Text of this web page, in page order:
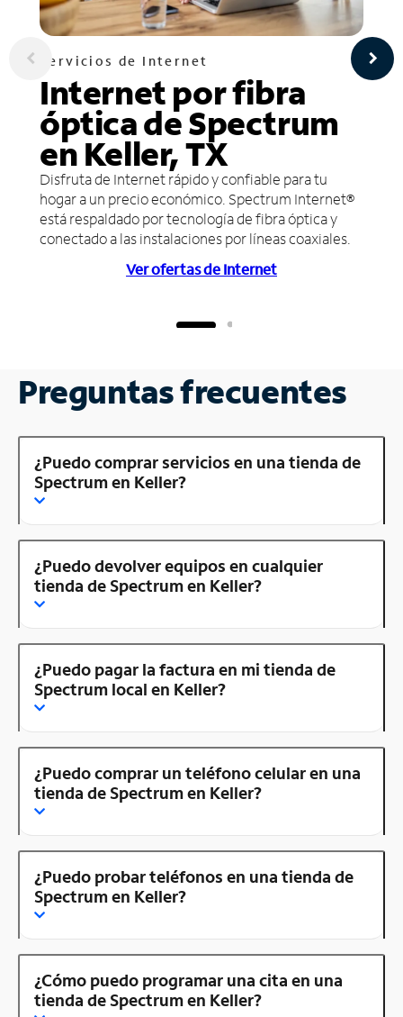
Servicios de Internet
Internet por fibra
óptica de Spectrum
en Keller, TX
Disfruta de Internet rápido y confiable para tu
hogar a un precio económico. Spectrum Internet®
está respaldado por tecnología de fibra óptica y
conectado a las instalaciones por líneas coaxiales.
Ver ofertas de Internet
Preguntas frecuentes
¿Puedo comprar servicios en una tienda de
Spectrum en Keller?
¿Puedo devolver equipos en cualquier
tienda de Spectrum en Keller?
¿Puedo pagar la factura en mi tienda de
Spectrum local en Keller?
¿Puedo comprar un teléfono celular en una
tienda de Spectrum en Keller?
¿Puedo probar teléfonos en una tienda de
Spectrum en Keller?
¿Cómo puedo programar una cita en una
tienda de Spectrum en Keller?